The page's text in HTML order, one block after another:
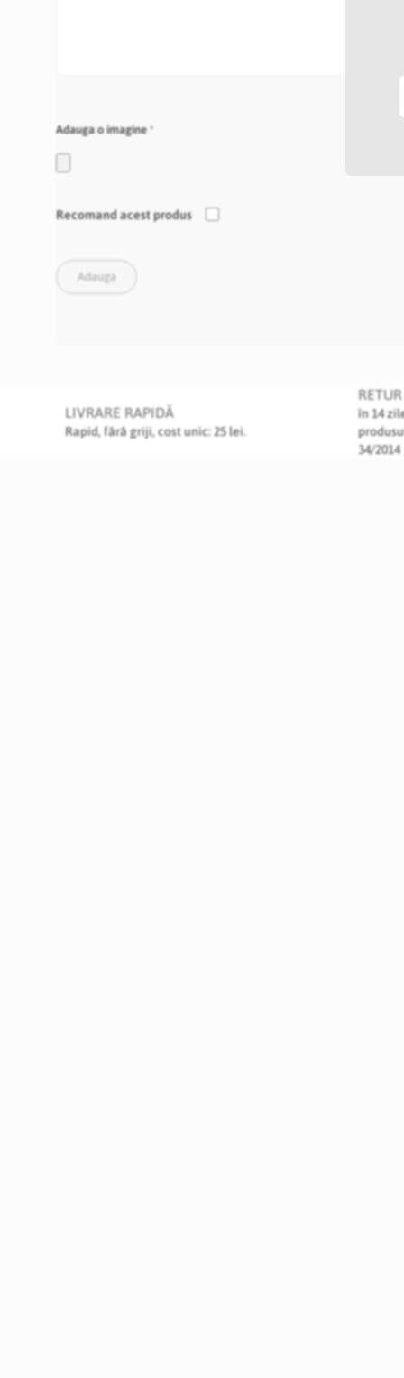
Adauga o imagine
Recomand acest produs
Adauga
LIVRARE RAPIDĂ
Rapid, fără griji, cost unic: 25 lei.
în 14
34/2014